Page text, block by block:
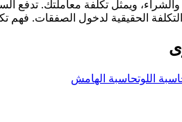
الحقيقية لدخول الصفقات. فهم
اللوتحاسبة الهامش